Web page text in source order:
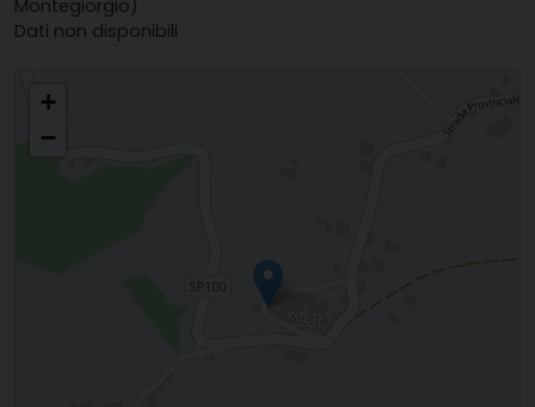
Montegiorgio)
Dati non disponibili
+
−